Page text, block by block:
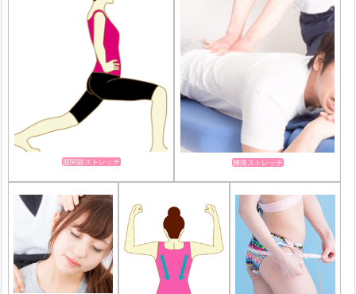
股関節ストレッチ 腰痛ストレッチ